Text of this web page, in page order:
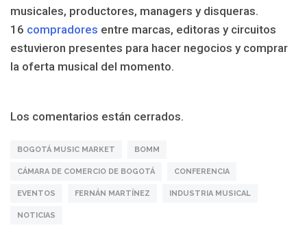
musicales, productores, managers y disqueras.
16 compradores entre marcas, editoras y circuitos
estuvieron presentes para hacer negocios y comprar
la oferta musical del momento.
Los comentarios están cerrados.
BOGOTÁ MUSIC MARKET BOMM
CÁMARA DE COMERCIO DE BOGOTÁ CONFERENCIA
EVENTOS FERNÁN MARTÍNEZ INDUSTRIA MUSICAL
NOTICIAS